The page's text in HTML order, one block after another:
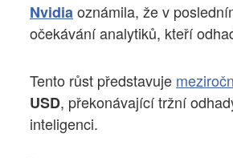
Nvidiaoznámila, že v
očekávání analytiků, kteří
Tento růst představuje
USD, překonávající tržní
inteligenci.